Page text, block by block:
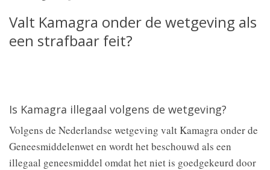
Valt Kamagra onder de wetgeving als
een strafbaar feit?
Is Kamagra illegaal volgens de wetgeving?
Volgens de Nederlandse wetgeving valt Kamagra onder de
Geneesmiddelenwet en wordt het beschouwd als een
illegaal geneesmiddel omdat het niet is goedgekeurd door